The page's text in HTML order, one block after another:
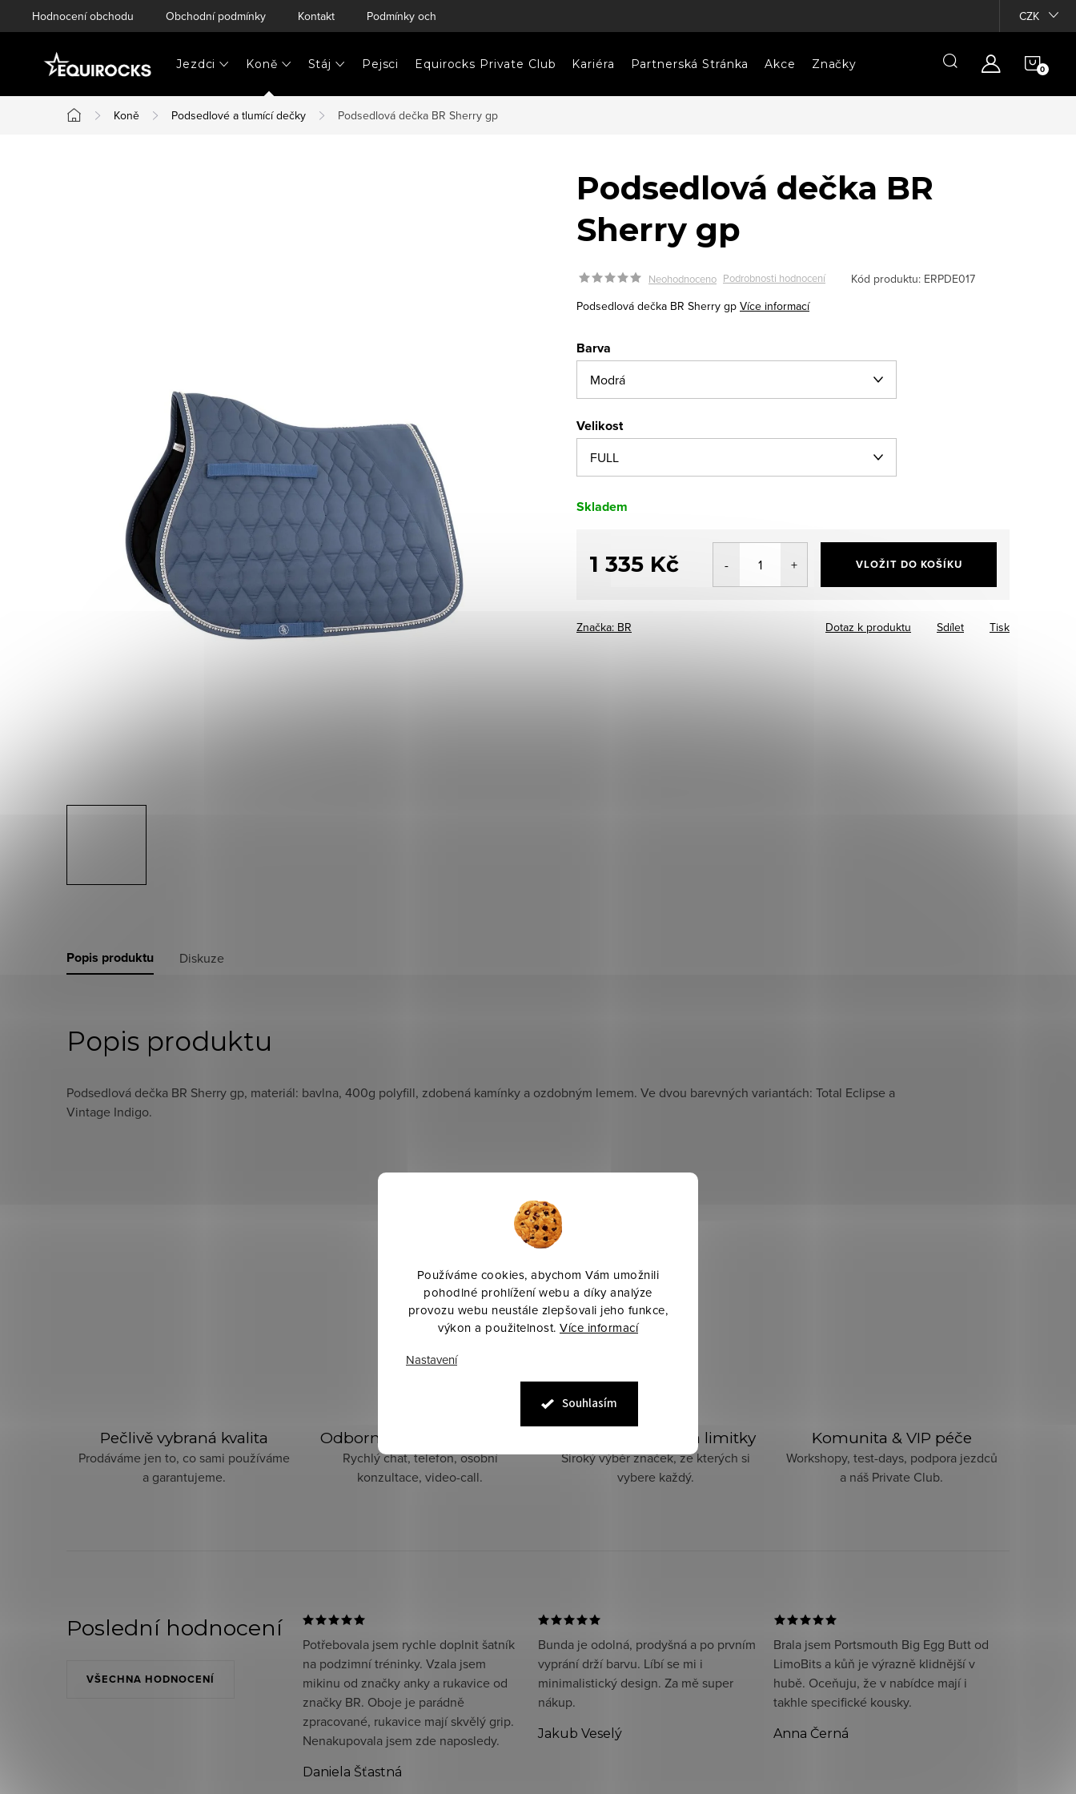
Používáme cookies, abychom Vám umožnili
pohodlné prohlížení webu a díky analýze
provozu webu neustále zlepšovali jeho funkce,
výkon a použitelnost. Více informací
Nastavení
Souhlasím
na
Hodnocení obchodu Obchodní podmínky Kontakt Podmínky ochrany osobních údajů CZK
Jezdci Koně Stáj Pejsci Equirocks Private Club Kariéra Partnerská Stránka Akce Značky
Domů
Koně Podsedlové a tlumící dečky Podsedlová dečka BR Sherry gp
Podsedlová dečka BR
Sherry gp
Neohodnoceno Podrobnosti hodnocení Kód produktu: ERPDE017
Podsedlová dečka BR Sherry gp Více informací
Barva
Velikost
Skladem
1 335 Kč VLOŽIT DO KOŠÍKU
Značka: BR Tisk
Dotaz k produktu Sdílet
Popis produktu Diskuze
Popis produktu
Podsedlová dečka BR Sherry gp, materiál: bavlna, 400g polyfill, zdobená kamínky a ozdobným lemem. Ve dvou barevných variantách: Total Eclipse a
Vintage Indigo.
Pečlivě vybraná kvalita
Prodáváme jen to, co sami používáme
a garantujeme.
Odborné poradenství 24/7
Rychlý chat, telefon, osobní
konzultace, video-call.
Exkluzivní značky a limitky
Široký výběr značek, ze kterých si
vybere každý.
Komunita & VIP péče
Workshopy, test-days, podpora jezdců
a náš Private Club.
Poslední hodnocení
VŠECHNA HODNOCENÍ
Potřebovala jsem rychle doplnit šatník
na podzimní tréninky. Vzala jsem
mikinu od značky anky a rukavice od
značky BR. Oboje je parádně
zpracované, rukavice mají skvělý grip.
Nenakupovala jsem zde naposledy.
Daniela Šťastná
Bunda je odolná, prodyšná a po prvním
vyprání drží barvu. Líbí se mi i
minimalistický design. Za mě super
nákup.
Jakub Veselý
Brala jsem Portsmouth Big Egg Butt od
LimoBits a kůň je výrazně klidnější v
hubě. Oceňuju, že v nabídce mají i
takhle specifické kousky.
Anna Černá